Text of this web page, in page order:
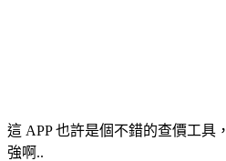
這 APP 也許是個不錯的查價工具
強啊..